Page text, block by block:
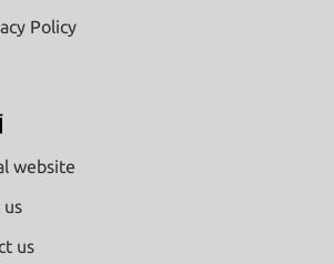
Policy
website
us
us